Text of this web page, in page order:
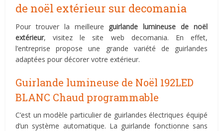
de noël extérieur sur decomania
Pour trouver la meilleure guirlande lumineuse de noël
extérieur, visitez le site web decomania. En effet,
l’entreprise propose une grande variété de guirlandes
adaptées pour décorer votre extérieur.
Guirlande lumineuse de Noël 192LED
BLANC Chaud programmable
C’est un modèle particulier de guirlandes électriques équipé
d’un système automatique. La guirlande fonctionne sans